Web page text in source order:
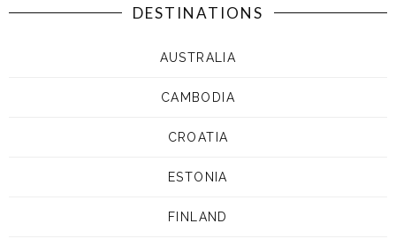
DESTINATIONS
AUSTRALIA
CAMBODIA
CROATIA
ESTONIA
FINLAND